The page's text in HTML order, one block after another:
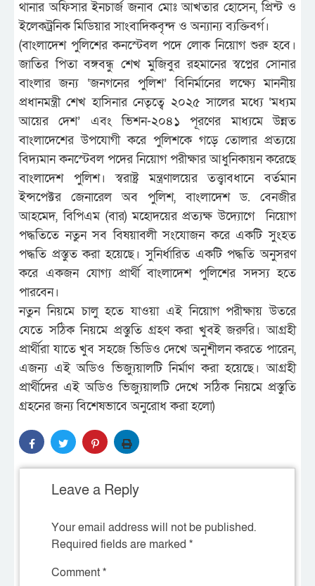
থানার অফিসার ইনচার্জ জনাব মোঃ আখতার হোসেন, প্রিন্ট ও
ইলেকট্রনিক মিডিয়ার সাংবাদিকবৃন্দ ও অন্যান্য ব্যক্তিবর্গ।
(বাংলাদেশ পুলিশের কনস্টেবল পদে লোক নিয়োগ শুরু হবে।
জাতির পিতা বঙ্গবন্ধু শেখ মুজিবুর রহমানের স্বপ্নের সোনার
বাংলার জন্য ‘জনগনের পুলিশ’ বিনির্মানের লক্ষ্যে মাননীয়
প্রধানমন্ত্রী শেখ হাসিনার নেতৃত্বে ২০২৫ সালের মধ্যে ‘মধ্যম
আয়ের দেশ’ এবং ভিশন-২০৪১ পূরণের মাধ্যমে উন্নত
বাংলাদেশের উপযোগী করে পুলিশকে গড়ে তোলার প্রত্যয়ে
বিদ্যমান কনস্টেবল পদের নিয়োগ পরীক্ষার আধুনিকায়ন করেছে
বাংলাদেশ পুলিশ। স্বরাষ্ট্র মন্ত্রণালয়ের তত্ত্বাবধানে বর্তমান
ইন্সপেক্টর জেনারেল অব পুলিশ, বাংলাদেশ ড. বেনজীর
আহমেদ, বিপিএম (বার) মহোদয়ের প্রত্যক্ষ উদ্যোগে নিয়োগ
পদ্ধতিতে নতুন সব বিষয়াবলী সংযোজন করে একটি সুংহত
পদ্ধতি প্রস্তুত করা হয়েছে। সুনির্ধারিত একটি পদ্ধতি অনুসরণ
করে একজন যোগ্য প্রার্থী বাংলাদেশ পুলিশের সদস্য হতে
পারবেন।
নতুন নিয়মে চালু হতে যাওয়া এই নিয়োগ পরীক্ষায় উতরে
যেতে সঠিক নিয়মে প্রস্তুতি গ্রহণ করা খুবই জরুরি। আগ্রহী
প্রার্থীরা যাতে খুব সহজে ভিডিও দেখে অনুশীলন করতে পারেন,
এজন্য এই অডিও ভিজ্যুয়ালটি নির্মাণ করা হয়েছে। আগ্রহী
প্রার্থীদের এই অডিও ভিজ্যুয়ালটি দেখে সঠিক নিয়মে প্রস্তুতি
গ্রহনের জন্য বিশেষভাবে অনুরোধ করা হলো)
Leave a Reply
Your email address will not be published.
Required fields are marked *
Comment*